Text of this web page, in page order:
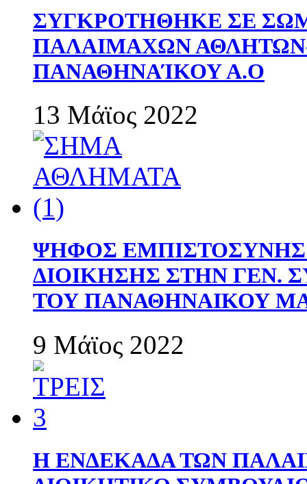
ΣΥΓΚΡΟΤΗΘΗΚΕ ΣΕ
ΠΑΛΑΙΜΑΧΩΝ
ΠΑΝΑΘΗΝΑΊΚΟΥ Α.Ο
13 Μάϊος 2022
ΨΗΦΟΣ
ΔΙΟΙΚΗΣΗΣ ΣΤΗΝ ΓΕΝ.
ΤΟΥ ΠΑΝΑΘΗΝΑΙΚΟΥ
9 Μάϊος 2022
Η ΕΝΔΕΚΑΔΑ ΤΩΝ